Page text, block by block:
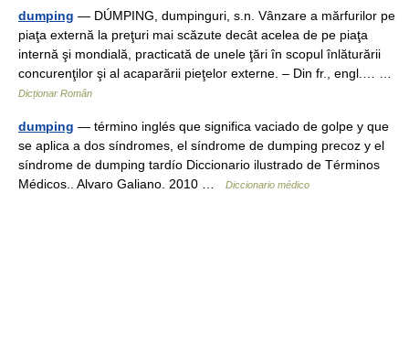
dumping — DÚMPING, dumpinguri, s.n. Vânzare a mărfurilor pe
piaţa externă la preţuri mai scăzute decât acelea de pe piaţa
internă şi mondială, practicată de unele ţări în scopul înlăturării
concurenţilor şi al acaparării pieţelor externe. – Din fr., engl.… …
Dicționar Român
dumping — término inglés que significa vaciado de golpe y que
se aplica a dos síndromes, el síndrome de dumping precoz y el
síndrome de dumping tardío Diccionario ilustrado de Términos
Médicos.. Alvaro Galiano. 2010 …
Diccionario médico